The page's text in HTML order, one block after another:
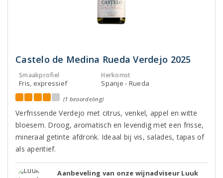
Castelo de Medina Rueda Verdejo 2025
Smaakprofiel
Fris, expressief
Herkomst
Spanje - Rueda
(1 beoordeling)
Verfrissende Verdejo met citrus, venkel, appel en witte
bloesem. Droog, aromatisch en levendig met een frisse,
mineraal getinte afdronk. Ideaal bij vis, salades, tapas of
als aperitief.
Aanbeveling van onze wijnadviseur Luuk